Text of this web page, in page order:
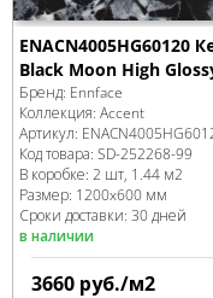
ENACN4005HG60120
Black Moon High
Бренд: Ennface
Коллекция: Accent
Артикул:
Код товара: SD-252268-99
В коробке: 2 шт, 1.44 м2
Размер: 1200x600 мм
Сроки доставки: 30 дней
в наличии
3660 руб./м2